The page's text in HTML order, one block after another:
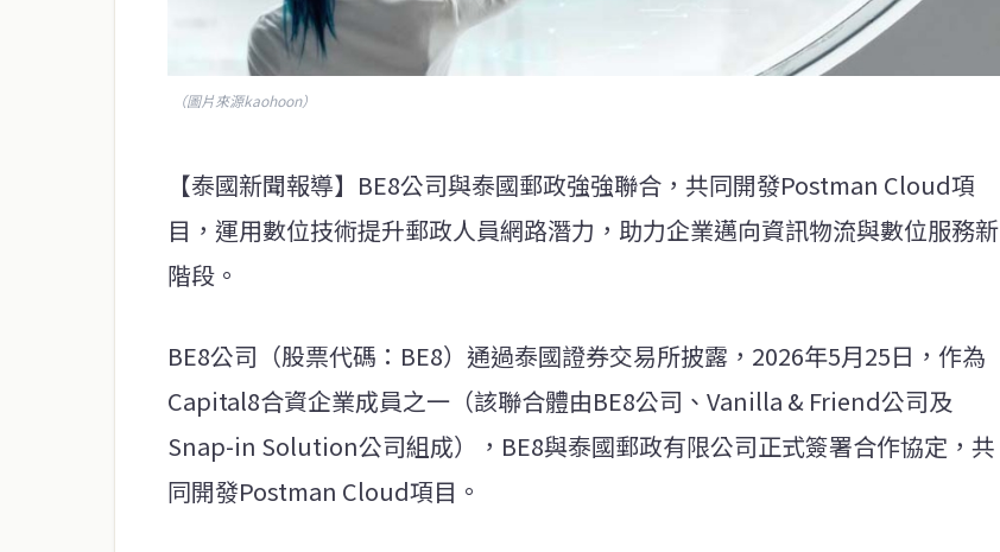
（圖片來源kaohoon）
【泰國新聞報導】BE8公司與泰國郵政強強聯合，共同開發Postman Cloud項
目，運用數位技術提升郵政人員網路潛力，助力企業邁向資訊物流與數位服務新
階段。
BE8公司（股票代碼：BE8）通過泰國證券交易所披露，2026年5月25日，作為
Capital8合資企業成員之一（該聯合體由BE8公司、Vanilla & Friend公司及
Snap-in Solution公司組成），BE8與泰國郵政有限公司正式簽署合作協定，共
同開發Postman Cloud項目。